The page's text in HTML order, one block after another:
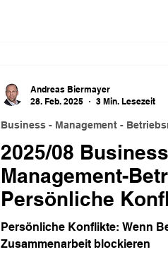
2025/08
Management-
Persönliche
Persönliche Konflikte: Wenn
Zusammenarbeit blockieren
Business - Management -
Andreas Biermayer
28. Feb. 2025
3 Min. Lesezeit